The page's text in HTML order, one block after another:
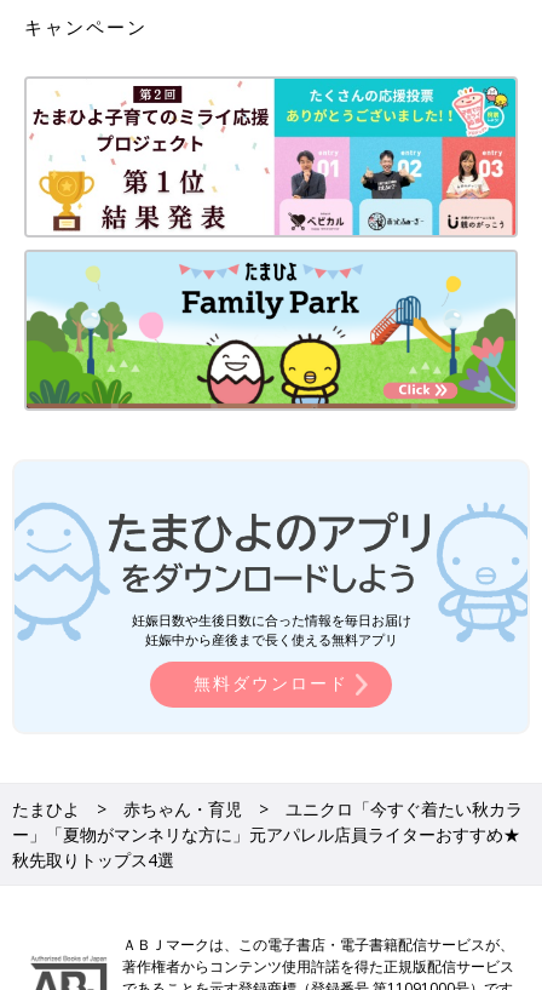
キャンペーン
妊娠日数や生後日数に合った情報を毎日お届け
妊娠中から産後まで長く使える無料アプリ
無料ダウンロード
たまひよ 赤ちゃん・育児
ユニクロ「今すぐ着たい秋カラ
ー」「夏物がマンネリな方に」元アパレル店員ライターおすすめ★
秋先取りトップス4選
ＡＢＪマークは、この電子書店・電子書籍配信サービスが、
著作権者からコンテンツ使用許諾を得た正規版配信サービス